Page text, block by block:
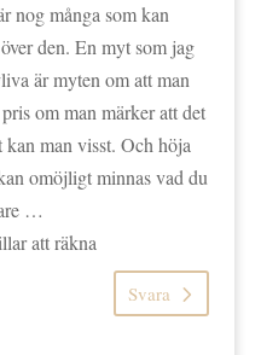
nog många som kan
den. En myt som jag
är myten om att man
om man märker att det
man visst. Och höja
omöjligt minnas vad du
…
att räkna
Svara